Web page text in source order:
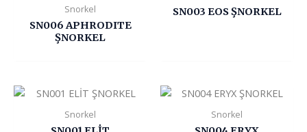
Snorkel
SN006 APHRODITE
ŞNORKEL
SN003 EOS ŞNORKEL
Snorkel Snorkel